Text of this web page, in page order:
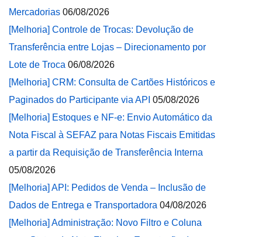
Mercadorias 06/08/2026
[Melhoria] Controle de Trocas: Devolução de
Transferência entre Lojas – Direcionamento por
Lote de Troca 06/08/2026
[Melhoria] CRM: Consulta de Cartões Históricos e
Paginados do Participante via API 05/08/2026
[Melhoria] Estoques e NF-e: Envio Automático da
Nota Fiscal à SEFAZ para Notas Fiscais Emitidas
a partir da Requisição de Transferência Interna
05/08/2026
[Melhoria] API: Pedidos de Venda – Inclusão de
Dados de Entrega e Transportadora 04/08/2026
[Melhoria] Administração: Novo Filtro e Coluna